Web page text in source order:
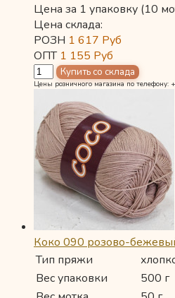
Цена за 1 упаковку (10
Цена склада:
РОЗН 1 617 Руб
ОПТ 1 155 Руб
Цены розничного магазина по
Коко 090 розово-
Тип пряжи
Вес упаковки
500 г